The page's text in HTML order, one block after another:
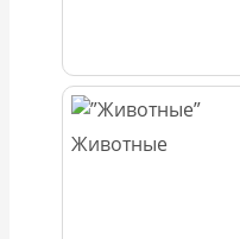
Животные